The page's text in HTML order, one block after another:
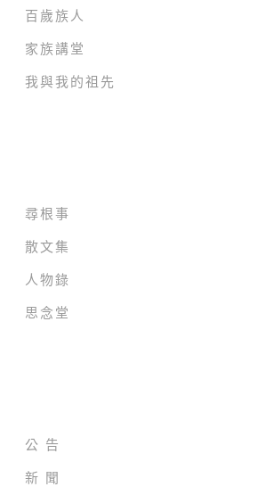
百歲族人
家族講堂
我與我的祖先
尋根事
散文集
人物錄
思念堂
公 告
新 聞